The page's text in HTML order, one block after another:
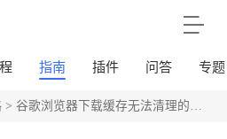
指南 插件 问答 专题
> 谷歌浏览器下载缓存无法清理的排查步骤